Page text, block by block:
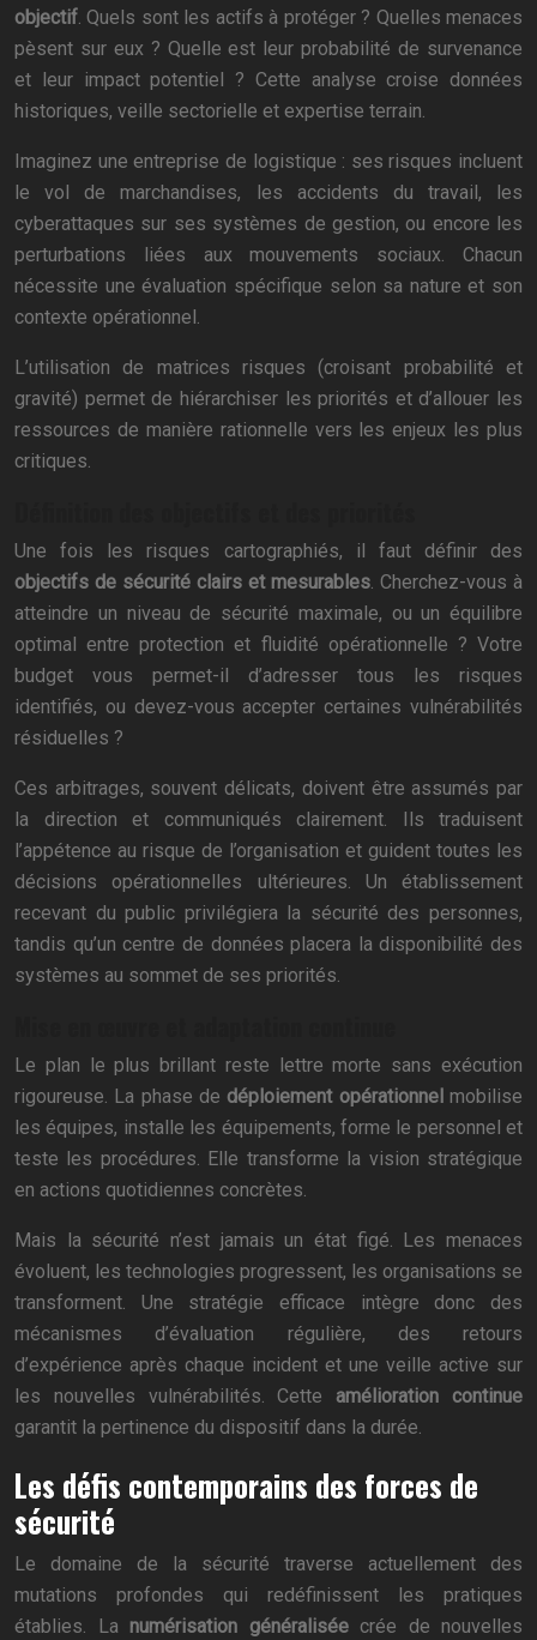
objectif. Quels sont les actifs à protéger ? Quelles menaces
pèsent sur eux ? Quelle est leur probabilité de survenance
et leur impact potentiel ? Cette analyse croise données
historiques, veille sectorielle et expertise terrain.
Imaginez une entreprise de logistique : ses risques incluent
le vol de marchandises, les accidents du travail, les
cyberattaques sur ses systèmes de gestion, ou encore les
perturbations liées aux mouvements sociaux. Chacun
nécessite une évaluation spécifique selon sa nature et son
contexte opérationnel.
L’utilisation de matrices risques (croisant probabilité et
gravité) permet de hiérarchiser les priorités et d’allouer les
ressources de manière rationnelle vers les enjeux les plus
critiques.
Une fois les risques cartographiés, il faut définir des
objectifs de sécurité clairs et mesurables. Cherchez-vous à
atteindre un niveau de sécurité maximale, ou un équilibre
optimal entre protection et fluidité opérationnelle ? Votre
budget vous permet-il d’adresser tous les risques
identifiés, ou devez-vous accepter certaines vulnérabilités
résiduelles ?
Ces arbitrages, souvent délicats, doivent être assumés par
la direction et communiqués clairement. Ils traduisent
l’appétence au risque de l’organisation et guident toutes les
décisions opérationnelles ultérieures. Un établissement
recevant du public privilégiera la sécurité des personnes,
tandis qu’un centre de données placera la disponibilité des
systèmes au sommet de ses priorités.
Le plan le plus brillant reste lettre morte sans exécution
rigoureuse. La phase de déploiement opérationnelmobilise
les équipes, installe les équipements, forme le personnel et
teste les procédures. Elle transforme la vision stratégique
en actions quotidiennes concrètes.
Mais la sécurité n’est jamais un état figé. Les menaces
évoluent, les technologies progressent, les organisations se
transforment. Une stratégie efficace intègre donc des
mécanismes d’évaluation régulière, des retours
d’expérience après chaque incident et une veille active sur
les nouvelles vulnérabilités. Cette amélioration continue
garantit la pertinence du dispositif dans la durée.
Les défis contemporains des forces de
sécurité
Le domaine de la sécurité traverse actuellement des
mutations profondes qui redéfinissent les pratiques
établies. La numérisation généraliséecrée de nouvelles